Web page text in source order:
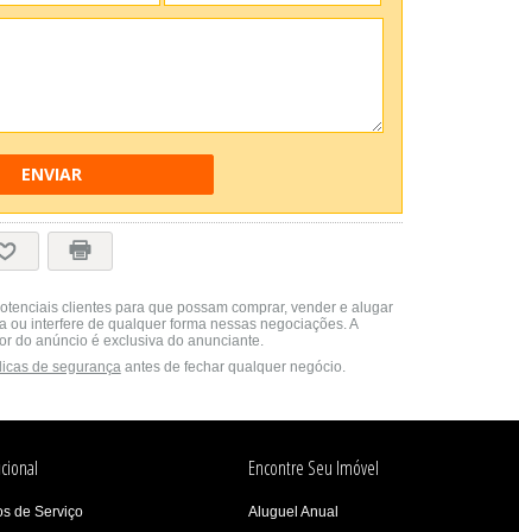
ENVIAR
clientes para que possam comprar, vender e alugar
ou interfere de qualquer forma nessas negociações. A
do anúncio é exclusiva do anunciante.
de segurançaantes de fechar qualquer negócio.
de Serviço
Encontre Seu Imóvel
Aluguel Anual